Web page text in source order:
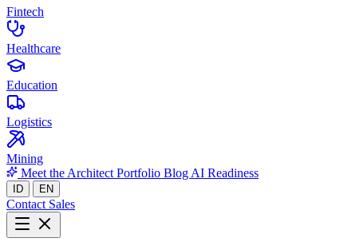
Fintech
Healthcare
Education
Logistics
Mining
Meet the Architect Portfolio Blog AI Readiness
ID EN
Contact Sales